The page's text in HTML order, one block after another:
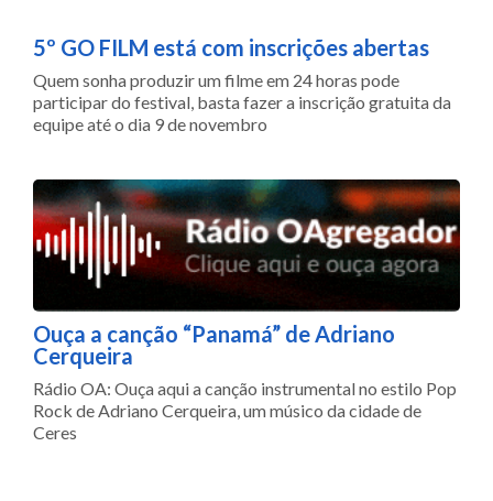
5º GO FILM está com inscrições abertas
Quem sonha produzir um filme em 24 horas pode
participar do festival, basta fazer a inscrição gratuita da
equipe até o dia 9 de novembro
Ouça a canção “Panamá” de Adriano
Cerqueira
Rádio OA: Ouça aqui a canção instrumental no estilo Pop
Rock de Adriano Cerqueira, um músico da cidade de
Ceres